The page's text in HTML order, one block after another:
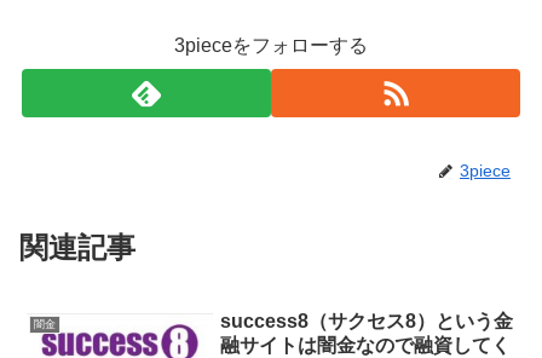
3pieceをフォローする
3piece
関連記事
闇金
success8（サクセス8）という金
融サイトは闇金なので融資してく